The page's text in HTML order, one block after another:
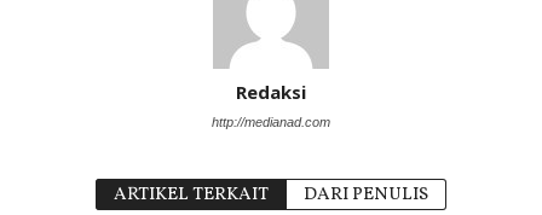
Redaksi
http://medianad.com
ARTIKEL TERKAIT DARI PENULIS